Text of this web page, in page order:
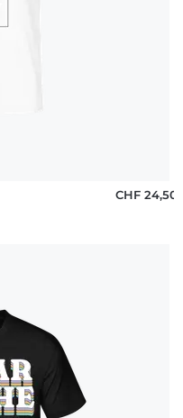
CHF 24,50